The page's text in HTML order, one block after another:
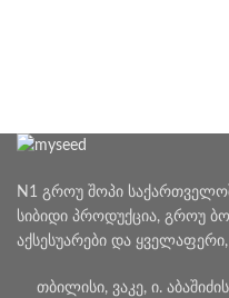
N1 გროუ შოპი
სიბიდი პროდუქცია, გროუ
აქსესუარები და
თბილისი, ვაკე, ი.